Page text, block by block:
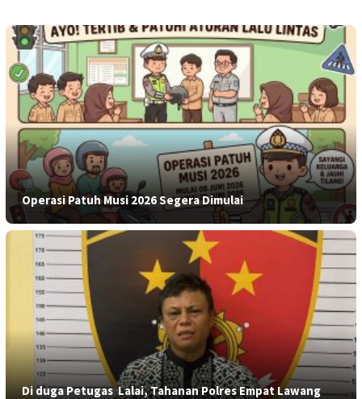
Operasi Patuh Musi 2026 Segera Dimulai
​Di duga Petugas Lalai, Tahanan Polres Empat Lawang